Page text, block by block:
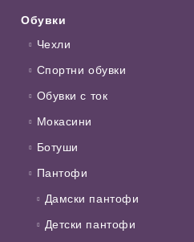
Обувки
Чехли
Спортни обувки
Обувки с ток
Мокасини
Ботуши
Пантофи
Дамски пантофи
Детски пантофи